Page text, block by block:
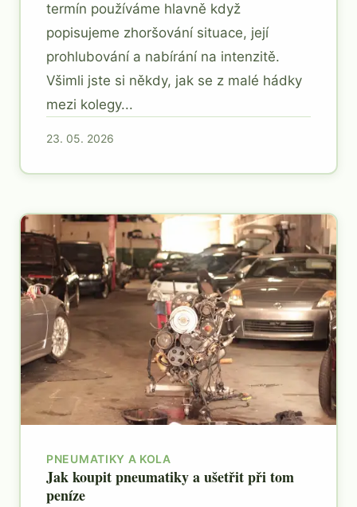
termín používáme hlavně když
popisujeme zhoršování situace, její
prohlubování a nabírání na intenzitě.
Všimli jste si někdy, jak se z malé hádky
mezi kolegy...
23. 05. 2026
PNEUMATIKY A KOLA
Jak koupit pneumatiky a ušetřit při tom
peníze